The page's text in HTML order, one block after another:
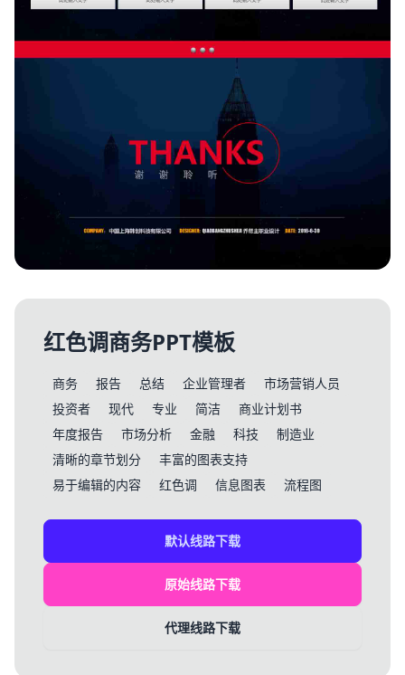
红色调商务PPT模板
商务 报告 总结 企业管理者
市场营销人员
投资者
现代 专业 简洁
商业计划书
年度报告
市场分析 金融 科技
制造业
清晰的章节划分
丰富的图表支持
易于编辑的内容
红色调 信息图表 流程图
默认线路下载
原始线路下载
代理线路下载